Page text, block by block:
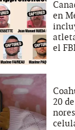
en
el
20